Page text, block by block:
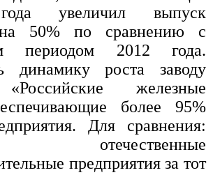
увеличил выпуск
50% по сравнению с
периодом 2012 года.
динамику роста заводу
железные
более 95%
Для сравнения:
отечественные
предприятия за тот